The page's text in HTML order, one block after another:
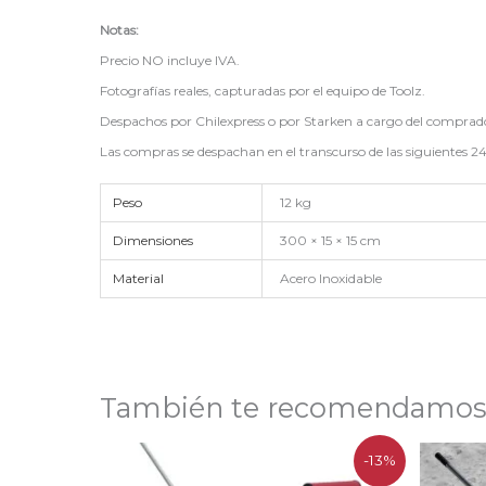
Notas:
Precio NO incluye IVA.
Fotografías reales, capturadas por el equipo de Toolz.
Despachos por Chilexpress o por Starken a cargo del
Las compras se despachan en el transcurso de las siguientes
Peso 12 kg
Dimensiones 300 × 15 × 15 cm
Material Acero Inoxidable
También te
-13%